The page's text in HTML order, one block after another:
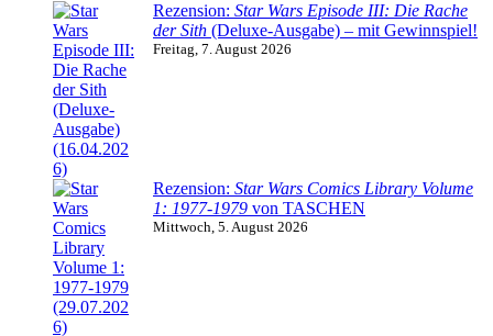
Rezension: Star Wars Episode III: Die Rache
der Sith (Deluxe-Ausgabe) – mit Gewinnspiel!
Freitag, 7. August 2026
Rezension: Star Wars Comics Library Volume
1: 1977-1979 von TASCHEN
Mittwoch, 5. August 2026